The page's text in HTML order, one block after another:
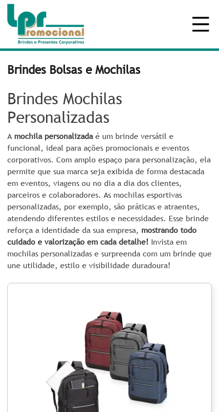
Brindes Bolsas e Mochilas
Brindes Mochilas
Personalizadas
A mochila personalizadaé um brinde versátil e
funcional, ideal para ações promocionais e eventos
corporativos. Com amplo espaço para personalização, ela
permite que sua marca seja exibida de forma destacada
em eventos, viagens ou no dia a dia dos clientes,
parceiros e colaboradores. As mochilas esportivas
personalizadas, por exemplo, são práticas e atraentes,
atendendo diferentes estilos e necessidades. Esse brinde
reforça a identidade da sua empresa, mostrando todo
cuidado e valorização em cada detalhe! Invista em
mochilas personalizadas e surpreenda com um brinde que
une utilidade, estilo e visibilidade duradoura!